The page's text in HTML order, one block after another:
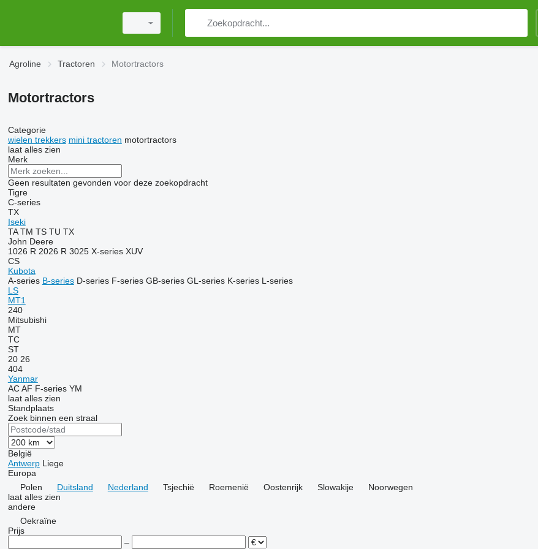
Agroline Tractoren Motortractors
Motortractors
Categorie
wielen trekkers mini tractoren motortractors
laat alles zien
Merk
Geen resultaten gevonden voor deze zoekopdracht
Tigre
C-series
TX
Iseki
TA TM TS TU TX
John Deere
1026 R 2026 R 3025 X-series XUV
CS
Kubota
A-series B-series D-series F-series GB-series GL-series K-series L-series
LS
MT1
240
Mitsubishi
MT
TC
ST
20 26
404
Yanmar
AC AF F-series YM
laat alles zien
Standplaats
Zoek binnen een straal
België
Antwerp Liege
Europa
Polen
Duitsland Nederland Tsjechië Roemenië Oostenrijk Slowakije
Noorwegen
laat alles zien
andere
Oekraïne
Prijs
–